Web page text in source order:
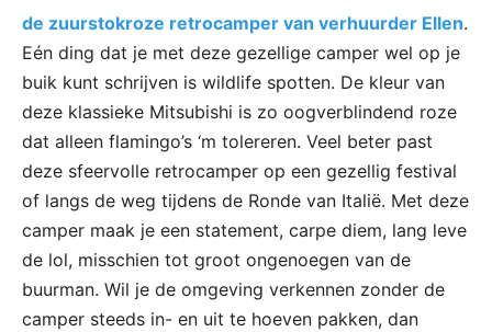
de zuurstokroze retrocamper van verhuurder Ellen.
Eén ding dat je met deze gezellige camper wel op je
buik kunt schrijven is wildlife spotten. De kleur van
deze klassieke Mitsubishi is zo oogverblindend roze
dat alleen flamingo’s ‘m tolereren. Veel beter past
deze sfeervolle retrocamper op een gezellig festival
of langs de weg tijdens de Ronde van Italië. Met deze
camper maak je een statement, carpe diem, lang leve
de lol, misschien tot groot ongenoegen van de
buurman. Wil je de omgeving verkennen zonder de
camper steeds in- en uit te hoeven pakken, dan